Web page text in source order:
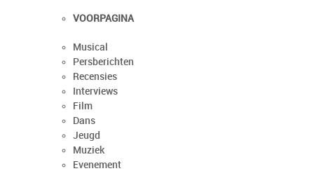
VOORPAGINA
Musical
Persberichten
Recensies
Interviews
Film
Dans
Jeugd
Muziek
Evenement